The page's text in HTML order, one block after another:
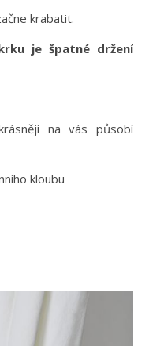
krabatit.
je špatné držení
na vás působí
kloubu